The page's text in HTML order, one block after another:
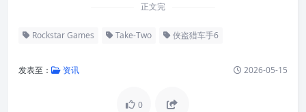
正文完
Rockstar Games Take-Two 侠盗猎车手6
发表至： 资讯 2026-05-15
0